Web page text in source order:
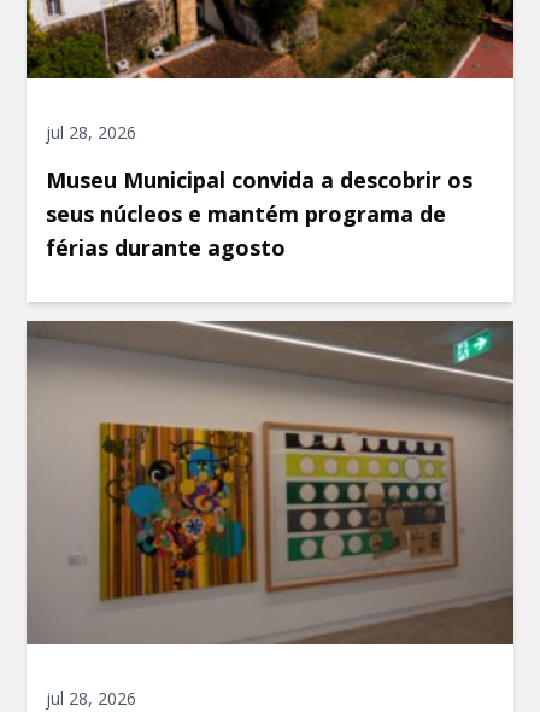
jul 28, 2026
Museu Municipal convida a descobrir os
seus núcleos e mantém programa de
férias durante agosto
jul 28, 2026